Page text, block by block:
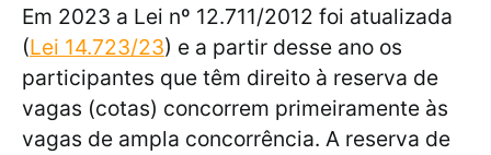
Em 2023 a Lei nº 12.711/2012 foi atualizada
(Lei 14.723/23) e a partir desse ano os
participantes que têm direito à reserva de
vagas (cotas) concorrem primeiramente às
vagas de ampla concorrência. A reserva de